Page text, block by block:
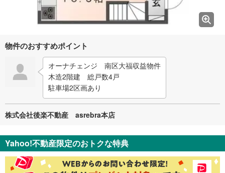
物件のおすすめポイント
オーナチェンジ 南区大福収益物件
木造2階建 総戸数4戸
駐車場2区画あり
株式会社後楽不動産 asrebra本店
Yahoo!不動産限定のおトクな特典